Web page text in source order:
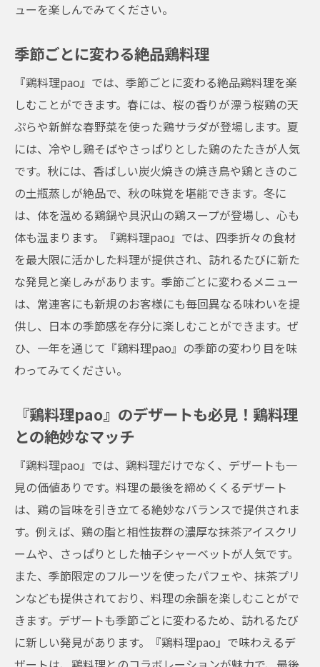
観光客におすすめの理由
観光ガイドも注目！福島駅近くの人気店
観光の合間に訪れたい！アクセスと利便性
地元ならではの新鮮な鶏肉を使用
『鶏料理pao』の人気が観光客にも広がる理
由
予約が取れない人気店『鶏料理pao』で心温ま
る鶏料理を
心温まる『鶏料理pao』の接客
一度は食べたい！『鶏料理pao』の看板メニ
ュー
地元の素材を活かした心に残る味
季節限定メニューの魅力とは？
予約が取れなくても訪れたい！その理由
お持ち帰りも可能！人気店の味を家でも
を堪能しよう
新鮮な鶏肉を味わうなら『鶏料理pao』
鶏料理の多彩なメニュー紹介
『鶏料理pao』のおすすめ新鮮メニュー
新鮮で安心！素材にこだわる『鶏料理pao』
その日に仕入れた新鮮な鶏肉を提供
料理人が語る！新鮮さを保つ秘訣
ューを楽しんでみてください。
季節ごとに変わる絶品鶏料理
『鶏料理pao』では、季節ごとに変わる絶品鶏料理を楽
しむことができます。春には、桜の香りが漂う桜鶏の天
ぷらや新鮮な春野菜を使った鶏サラダが登場します。夏
には、冷やし鶏そばやさっぱりとした鶏のたたきが人気
です。秋には、香ばしい炭火焼きの焼き鳥や鶏ときのこ
の土瓶蒸しが絶品で、秋の味覚を堪能できます。冬に
は、体を温める鶏鍋や具沢山の鶏スープが登場し、心も
体も温まります。『鶏料理pao』では、四季折々の食材
を最大限に活かした料理が提供され、訪れるたびに新た
な発見と楽しみがあります。季節ごとに変わるメニュー
は、常連客にも新規のお客様にも毎回異なる味わいを提
供し、日本の季節感を存分に楽しむことができます。ぜ
ひ、一年を通じて『鶏料理pao』の季節の変わり目を味
わってみてください。
『鶏料理pao』のデザートも必見！鶏料理
との絶妙なマッチ
『鶏料理pao』では、鶏料理だけでなく、デザートも一
見の価値ありです。料理の最後を締めくくるデザート
は、鶏の旨味を引き立てる絶妙なバランスで提供されま
す。例えば、鶏の脂と相性抜群の濃厚な抹茶アイスクリ
ームや、さっぱりとした柚子シャーベットが人気です。
また、季節限定のフルーツを使ったパフェや、抹茶プリ
ンなども提供されており、料理の余韻を楽しむことがで
きます。デザートも季節ごとに変わるため、訪れるたび
に新しい発見があります。『鶏料理pao』で味わえるデ